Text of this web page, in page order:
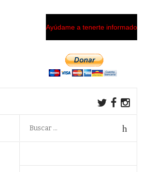
Ayúdame a tenerte informado